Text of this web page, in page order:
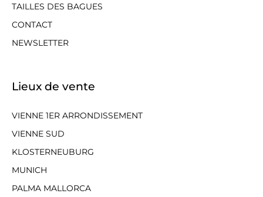
TAILLES DES BAGUES
CONTACT
NEWSLETTER
Lieux de vente
VIENNE 1ER ARRONDISSEMENT
VIENNE SUD
KLOSTERNEUBURG
MUNICH
PALMA MALLORCA